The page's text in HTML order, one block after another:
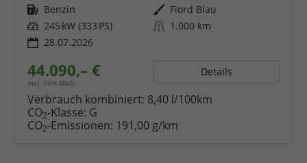
Kraftstoff Benzin Außenfarbe Fiord Blau
Leistung 245 kW (333 PS) Kilometerstand 1.000 km
28.07.2026
44.090,– €
incl. 19% MwSt.
Details
Verbrauch kombiniert: 8,40 l/100km
CO2-Klasse: G
CO2-Emissionen: 191,00 g/km